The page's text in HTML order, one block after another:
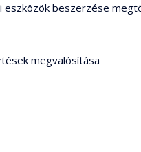
eszközök beszerzése
megvalósítása